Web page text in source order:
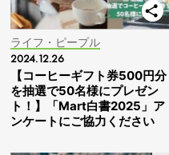
ライフ・ピープル
2024.12.26
【コーヒーギフト券500円分
を抽選で50名様にプレゼン
ト！】「Mart白書2025」ア
ンケートにご協力ください